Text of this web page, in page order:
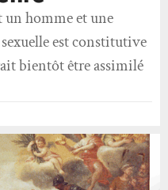
homme et une
est constitutive
bientôt être assimilé